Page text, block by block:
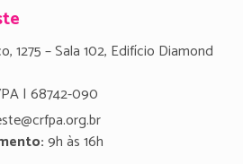
1275 – Sala 102, Edifício Diamond
| 68742-090
9h às 16h